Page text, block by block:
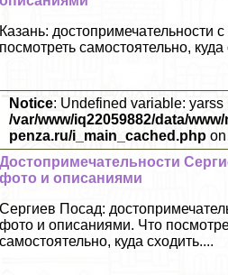
Казань: достопримечательности
посмотреть самостоятельно, куда
Notice: Undefined variable: yarss
/var/www/iq22059882/data/
penza.ru/i_main_cached.php
Достопримечательности
фото и описаниями
Сергиев Посад:
фото и описаниями. Что
самостоятельно, куда сходить....